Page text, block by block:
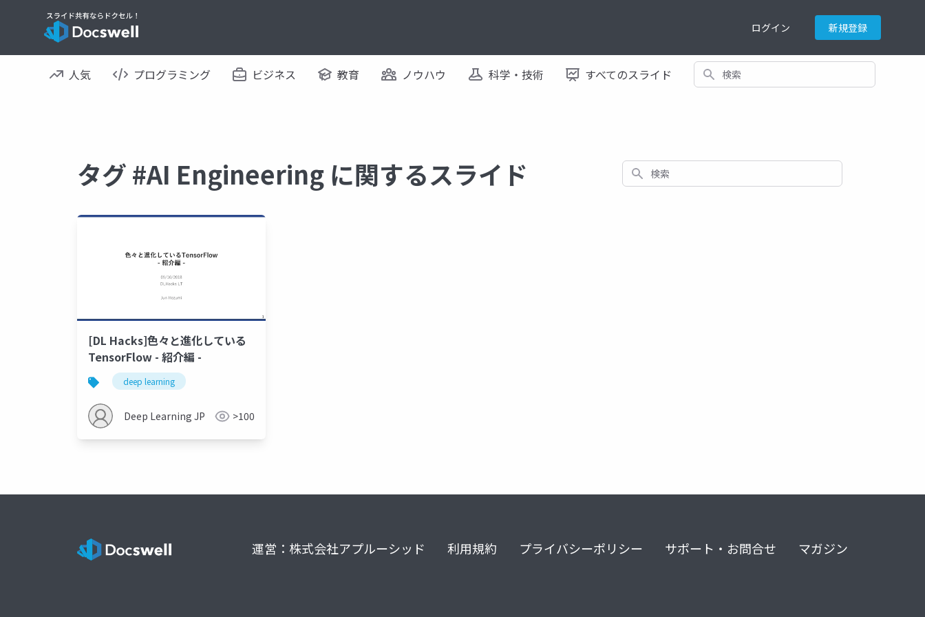
ログイン 新規登録
人気 プログラミング ビジネス 教育 ノウハウ 科学・技術 すべてのスライド 検索
タグ #AI Engineering に関するスライド 検索
[DL Hacks]色々と進化している
TensorFlow - 紹介編 -
deep learning
Deep Learning JP >100
運営：株式会社アプルーシッド 利用規約 プライバシーポリシー サポート・お問合せ マガジン